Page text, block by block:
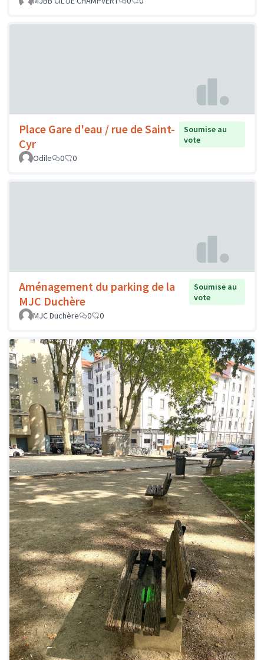
Place Gare d'eau / rue de Saint-
Cyr
Soumise au
vote
Odile
0 0
Aménagement du parking de la
MJC Duchère
Soumise au
vote
MJC Duchère
0 0